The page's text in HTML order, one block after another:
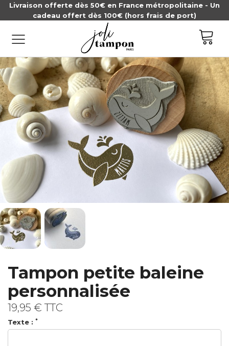
Livraison offerte dès 50€ en France métropolitaine - Un
cadeau offert dès 100€ (hors frais de port)
Tampon petite baleine
personnalisée
19,95 € TTC
Texte : *